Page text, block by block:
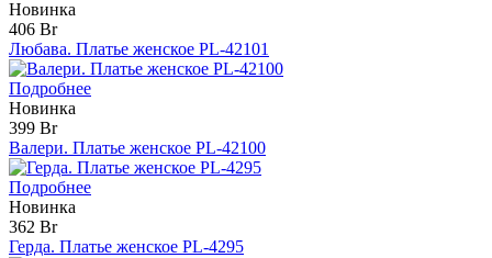
Новинка
406 Br
Любава. Платье женское PL-42101
Подробнее
Новинка
399 Br
Валери. Платье женское PL-42100
Подробнее
Новинка
362 Br
Герда. Платье женское PL-4295